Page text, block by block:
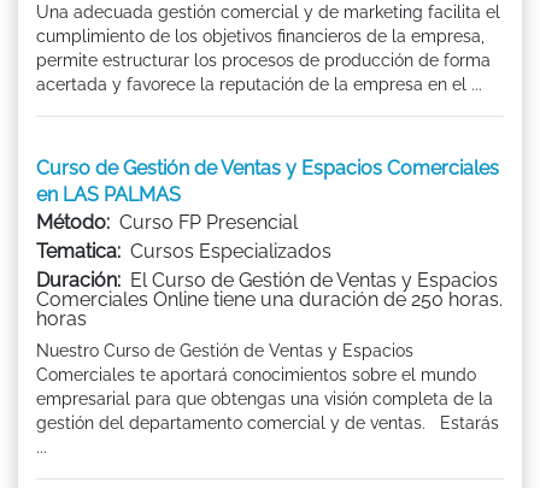
Una adecuada gestión comercial y de marketing facilita el
cumplimiento de los objetivos financieros de la empresa,
permite estructurar los procesos de producción de forma
acertada y favorece la reputación de la empresa en el ...
Curso de Gestión de Ventas y Espacios Comerciales
en LAS PALMAS
Método: Curso FP Presencial
Tematica: Cursos Especializados
Duración: El Curso de Gestión de Ventas y Espacios
Comerciales Online tiene una duración de 250 horas.
horas
Nuestro Curso de Gestión de Ventas y Espacios
Comerciales te aportará conocimientos sobre el mundo
empresarial para que obtengas una visión completa de la
gestión del departamento comercial y de ventas. Estarás
...